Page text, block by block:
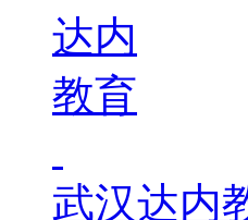
武汉达内